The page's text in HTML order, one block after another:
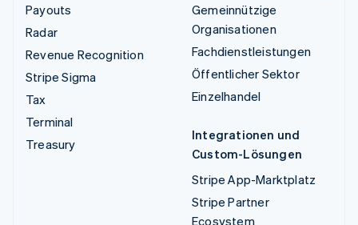
Payouts
Radar
Revenue Recognition
Stripe Sigma
Tax
Terminal
Treasury
Gemeinnützige
Organisationen
Fachdienstleistungen
Öffentlicher Sektor
Einzelhandel
Integrationen und
Custom-Lösungen
Stripe App-Marktplatz
Stripe Partner
Ecosystem